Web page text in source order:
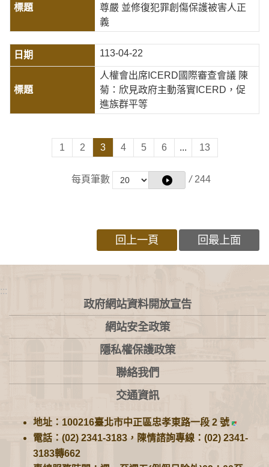
尊嚴 並修復犯罪創傷保護被害人正
義
113-04-22
人權會出席ICERD國際審查會議 陳
菊：欣見政府主動落實ICERD，促
進族群平等
1 2 3 4 5 6 ... 13
每頁筆數 / 244
回上一頁 回最上面
:::
政府網站資料開放宣告
網站安全政策
隱私權保護政策
聯絡我們
交通資訊
地址：100216臺北市中正區忠孝東路一段 2 號
電話：(02) 2341-3183，陳情諮詢專線：(02) 2341-
3183轉662